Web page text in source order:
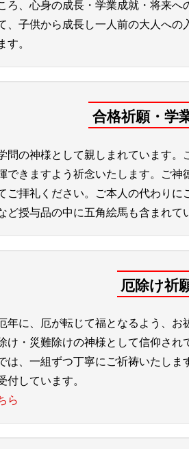
ろ、心身の成長・学業成就・将来
、子供から成長し一人前の大人へ
す。
合格祈願・学
問の神様として親しまれています。
できますよう祈念いたします。ご
ご拝礼ください。ご本人の代わりに
ど授与品の中に五角絵馬も含まれて
厄除け祈
年に、厄が転じて福となるよう、お
け・災難除けの神様として信仰され
は、一組ずつ丁寧にご祈祷いたし
付しています。
ら